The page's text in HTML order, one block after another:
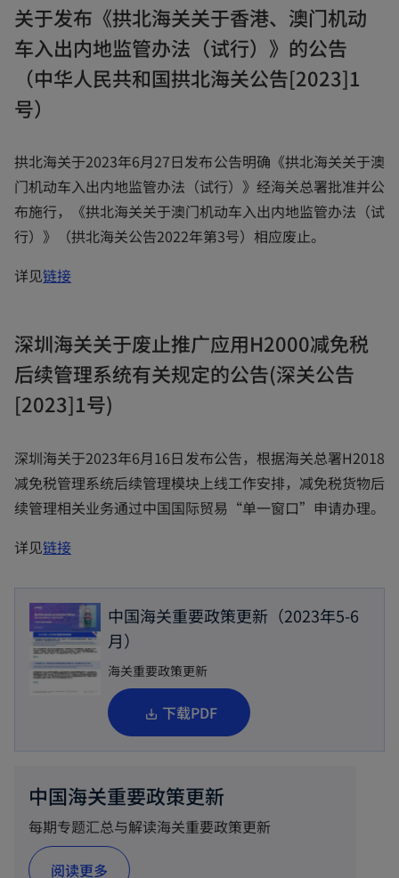
t
b
t
a
b
n
s
i
e
w
a
b
关于发布《拱北海关关于香港、澳门机动
车入出内地监管办法（试行）》的公告
（中华人民共和国拱北海关公告[2023]1
号）
拱北海关于2023年6月27日发布公告明确《拱北海关关于澳
门机动车入出内地监管办法（试行）》经海关总署批准并公
布施行，《拱北海关关于澳门机动车入出内地监管办法（试
行）》（拱北海关公告2022年第3号）相应废止。
详见链接o
n
s
i
a
n
e
t
b
深圳海关关于废止推广应用H2000减免税
后续管理系统有关规定的公告(深关公告
[2023]1号)
深圳海关于2023年6月16日发布公告，根据海关总署H2018
减免税管理系统后续管理模块上线工作安排，减免税货物后
续管理相关业务通过中国国际贸易“单一窗口”申请办理。
详见链接o
n
s
i
w
t
a
b
中国海关重要政策更新（2023年5-6
月）
海关重要政策更新
下载PDF
o
p
n
s
i
中国海关重要政策更新
每期专题汇总与解读海关重要政策更新
阅读更多